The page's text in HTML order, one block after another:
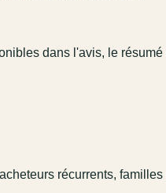
dans l'avis, le résumé
récurrents,